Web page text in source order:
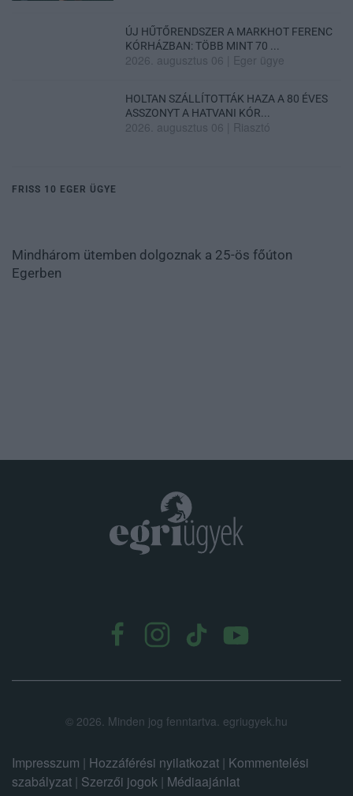
ÚJ HŰTŐRENDSZER A MARKHOT FERENC
KÓRHÁZBAN: TÖBB MINT 70 ...
2026. augusztus 06 Eger ügye
HOLTAN SZÁLLÍTOTTÁK HAZA A 80 ÉVES
ASSZONYT A HATVANI KÓR...
2026. augusztus 06 Riasztó
FRISS 10 EGER ÜGYE
Mindhárom ütemben dolgoznak a 25-ös főúton
Egerben
© 2026. Minden jog fenntartva. egriugyek.hu
Impresszum | Hozzáférési nyilatkozat | Kommentelési
szabályzat | Szerzői jogok | Médiaajánlat